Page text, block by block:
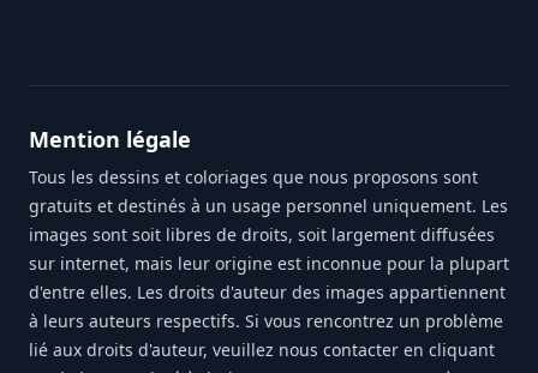
Mention légale
Tous les dessins et coloriages que nous proposons sont
gratuits et destinés à un usage personnel uniquement. Les
images sont soit libres de droits, soit largement diffusées
sur internet, mais leur origine est inconnue pour la plupart
d'entre elles. Les droits d'auteur des images appartiennent
à leurs auteurs respectifs. Si vous rencontrez un problème
lié aux droits d'auteur, veuillez nous contacter en cliquant